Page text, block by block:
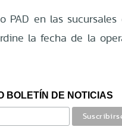
PAD en las sucursales
la fecha de la
BOLETÍN DE NOTICIAS